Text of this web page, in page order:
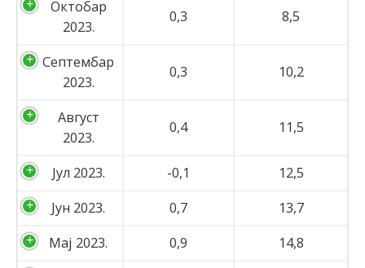
Октобар
2023.
0,3 8,5
Септембар
2023.
0,3 10,2
Август
2023.
0,4 11,5
Јул 2023. -0,1
12,5
Јун 2023.
0,7
13,7
Мај 2023.
0,9
14,8